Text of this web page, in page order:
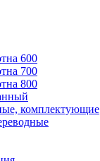
600
700
800
комплектующие